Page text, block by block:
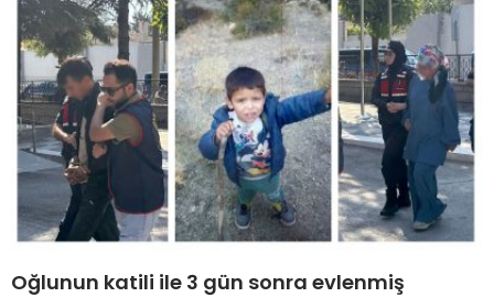
Oğlunun katili ile 3 gün sonra evlenmiş